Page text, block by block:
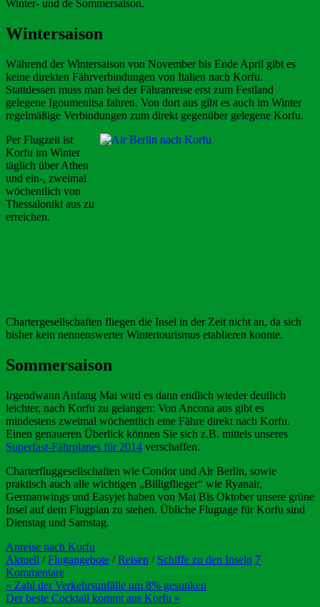
Winter- und de Sommersaison.
Wintersaison
Während der Wintersaison von November bis Ende April gibt es
keine direkten Fährverbindungen von Italien nach Korfu.
Stattdessen muss man bei der Fähranreise erst zum Festland
gelegene Igoumenitsa fahren. Von dort aus gibt es auch im Winter
regelmäßige Verbindungen zum direkt gegenüber gelegene Korfu.
Per Flugzeit ist
Korfu im Winter
täglich über Athen
und ein-, zweimal
wöchentlich von
Thessaloniki aus zu
erreichen.
Chartergesellschaften fliegen die Insel in der Zeit nicht an, da sich
bisher kein nennenswerter Wintertourismus etablieren konnte.
Sommersaison
Irgendwann Anfang Mai wird es dann endlich wieder deutlich
leichter, nach Korfu zu gelangen: Von Ancona aus gibt es
mindestens zweimal wöchentlich eine Fähre direkt nach Korfu.
Einen genaueren Überlick können Sie sich z.B. mittels unseres
Superfast-Fährplanes für 2014 verschaffen.
Charterfluggesellschaften wie Condor und Air Berlin, sowie
praktisch auch alle wichtigen „Billigflieger“ wie Ryanair,
Germanwings und Easyjet haben von Mai Bis Oktober unsere grüne
Insel auf dem Flugplan zu stehen. Übliche Flugtage für Korfu sind
Dienstag und Samstag.
Anreise nach Korfu
Aktuell /Flugangebote /Reisen / Schiffe zu den Inseln 7
Kommentare
Beitragsnavigation
« Zahl der Verkehrsunfälle um 8% gesunken
Der beste Cocktail kommt aus Korfu »